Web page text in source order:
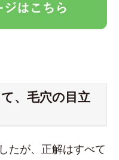
、毛穴の目立
たが、正解はすべて